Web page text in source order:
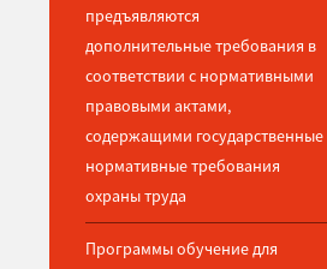
предъявляются
дополнительные требования в
соответствии с нормативными
правовыми актами,
содержащими государственные
нормативные требования
охраны труда
Программы обучение для